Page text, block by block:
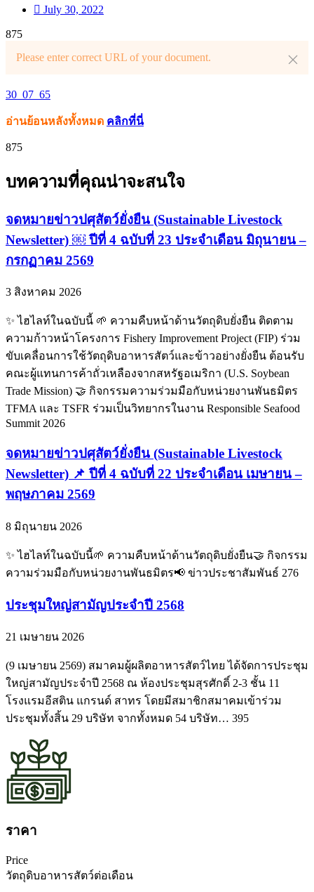
July 30, 2022
875
Please enter correct URL of your document.
30_07_65
อ่านย้อนหลังทั้งหมด คลิกที่นี่
875
บทความที่คุณน่าจะสนใจ
จดหมายข่าวปศุสัตว์ยั่งยืน (Sustainable Livestock
Newsletter) ￼ ปีที่ 4 ฉบับที่ 23 ประจำเดือน มิถุนายน –
กรกฏาคม 2569
3 สิงหาคม 2026
✨ ไฮไลท์ในฉบับนี้ 🌱 ความคืบหน้าด้านวัตถุดิบยั่งยืน ติดตาม
ความก้าวหน้าโครงการ Fishery Improvement Project (FIP) ร่วม
ขับเคลื่อนการใช้วัตถุดิบอาหารสัตว์และข้าวอย่างยั่งยืน ต้อนรับ
คณะผู้แทนการค้าถั่วเหลืองจากสหรัฐอเมริกา (U.S. Soybean
Trade Mission) 🤝 กิจกรรมความร่วมมือกับหน่วยงานพันธมิตร
TFMA และ TSFR ร่วมเป็นวิทยากรในงาน Responsible Seafood
Summit 2026
จดหมายข่าวปศุสัตว์ยั่งยืน (Sustainable Livestock
Newsletter) 📌 ปีที่ 4 ฉบับที่ 22 ประจำเดือน เมษายน –
พฤษภาคม 2569
8 มิถุนายน 2026
✨ ไฮไลท์ในฉบับนี้🌱 ความคืบหน้าด้านวัตถุดิบยั่งยืน🤝 กิจกรรม
ความร่วมมือกับหน่วยงานพันธมิตร📢 ข่าวประชาสัมพันธ์ 276
ประชุมใหญ่สามัญประจำปี 2568
21 เมษายน 2026
(9 เมษายน 2569) สมาคมผู้ผลิตอาหารสัตว์ไทย ได้จัดการประชุม
ใหญ่สามัญประจำปี 2568 ณ ห้องประชุมสุรศักดิ์ 2-3 ชั้น 11
โรงแรมอีสติน แกรนด์ สาทร โดยมีสมาชิกสมาคมเข้าร่วม
ประชุมทั้งสิ้น 29 บริษัท จากทั้งหมด 54 บริษัท… 395
ราคา
Price
วัตถุดิบอาหารสัตว์ต่อเดือน